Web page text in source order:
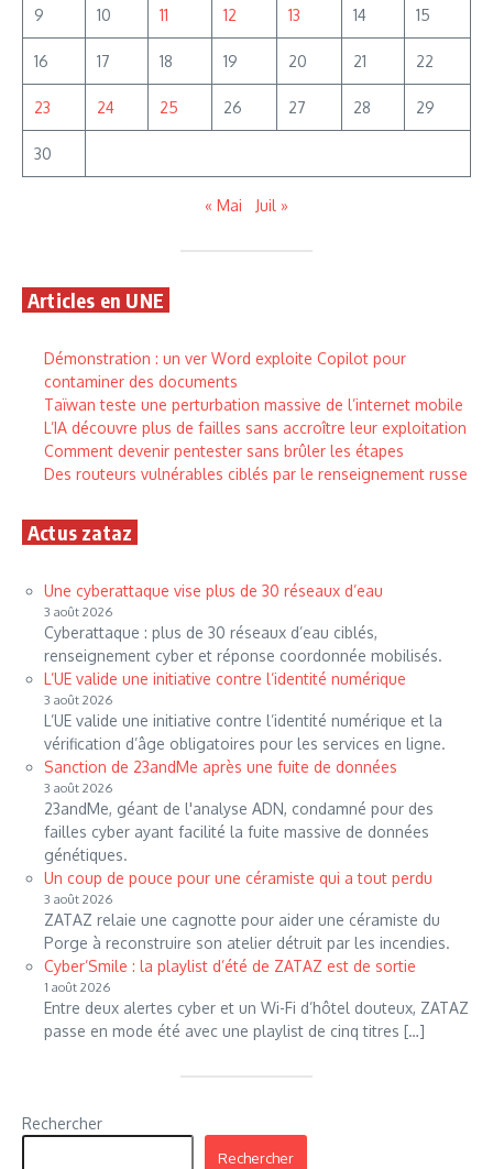
9 10 11 12 13 14 15
16 17 18 19 20 21 22
23 24 25 26 27 28 29
30
« Mai Juil »
Articles en UNE
Démonstration : un ver Word exploite Copilot pour
contaminer des documents
Taïwan teste une perturbation massive de l’internet mobile
L’IA découvre plus de failles sans accroître leur exploitation
Comment devenir pentester sans brûler les étapes
Des routeurs vulnérables ciblés par le renseignement russe
Actus zataz
Une cyberattaque vise plus de 30 réseaux d’eau
3 août 2026
Cyberattaque : plus de 30 réseaux d’eau ciblés,
renseignement cyber et réponse coordonnée mobilisés.
L’UE valide une initiative contre l’identité numérique
3 août 2026
L’UE valide une initiative contre l’identité numérique et la
vérification d’âge obligatoires pour les services en ligne.
Sanction de 23andMe après une fuite de données
3 août 2026
23andMe, géant de l'analyse ADN, condamné pour des
failles cyber ayant facilité la fuite massive de données
génétiques.
Un coup de pouce pour une céramiste qui a tout perdu
3 août 2026
ZATAZ relaie une cagnotte pour aider une céramiste du
Porge à reconstruire son atelier détruit par les incendies.
Cyber’Smile : la playlist d’été de ZATAZ est de sortie
1 août 2026
Entre deux alertes cyber et un Wi-Fi d’hôtel douteux, ZATAZ
passe en mode été avec une playlist de cinq titres […]
Rechercher
Rechercher